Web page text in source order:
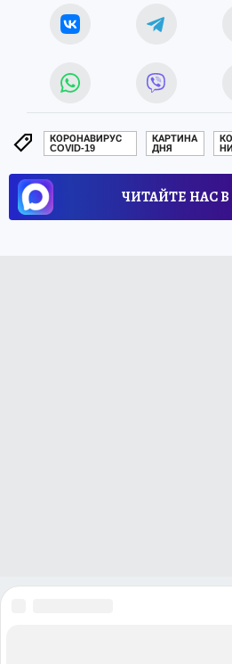
КОРОНАВИРУС
COVID-19
КАРТИНА
ДНЯ
ЧИТАЙТЕ НАС